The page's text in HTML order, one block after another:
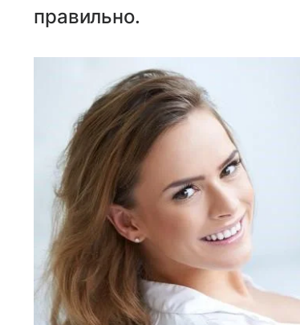
правильно.